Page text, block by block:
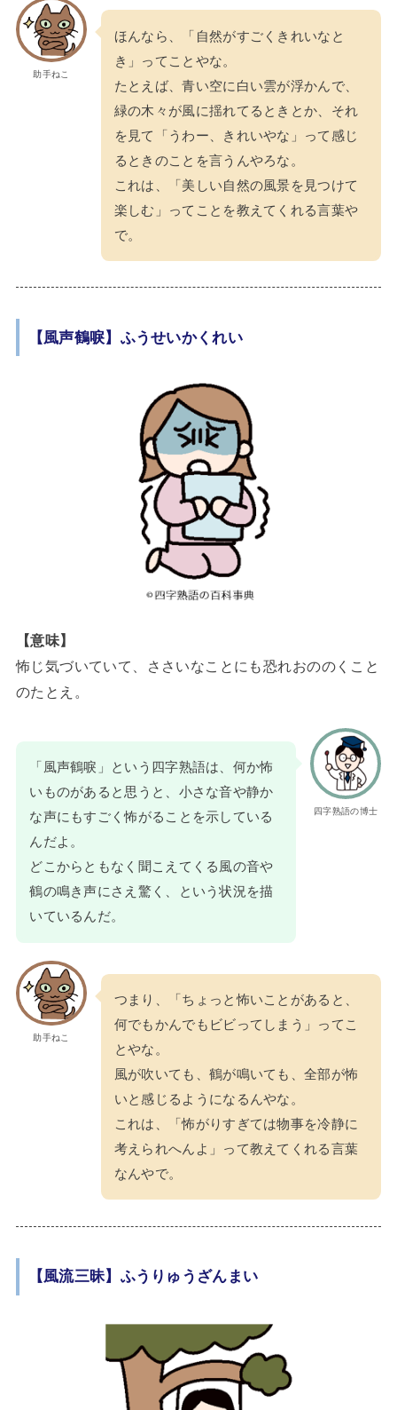
助手ねこ
ほんなら、「自然がすごくきれいなと
き」ってことやな。
たとえば、青い空に白い雲が浮かんで、
緑の木々が風に揺れてるときとか、それ
を見て「うわー、きれいやな」って感じ
るときのことを言うんやろな。
これは、「美しい自然の風景を見つけて
楽しむ」ってことを教えてくれる言葉や
で。
【風声鶴唳】ふうせいかくれい
【意味】
怖じ気づいていて、ささいなことにも恐れおののくこと
のたとえ。
四字熟語の博士
「風声鶴唳」という四字熟語は、何か怖
いものがあると思うと、小さな音や静か
な声にもすごく怖がることを示している
んだよ。
どこからともなく聞こえてくる風の音や
鶴の鳴き声にさえ驚く、という状況を描
いているんだ。
助手ねこ
つまり、「ちょっと怖いことがあると、
何でもかんでもビビってしまう」ってこ
とやな。
風が吹いても、鶴が鳴いても、全部が怖
いと感じるようになるんやな。
これは、「怖がりすぎては物事を冷静に
考えられへんよ」って教えてくれる言葉
なんやで。
【風流三昧】ふうりゅうざんまい